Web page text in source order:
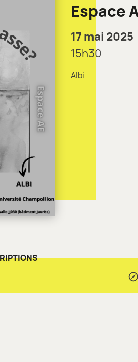
Espace
17 mai 2025
15h30
Albi